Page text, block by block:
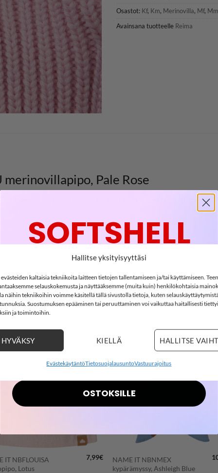
Hallitse yksityisyyttäsi
kaltaisia tekniikoita laitteen tietojen tallentamiseen ja/tai käyttämiseen.
selauskokemusta ja näyttääksemme (muita kuin) henkilökohtaisia
näihin tekniikoihin voimme käsitellä tällä sivustolla tietoja, kuten
Suostumuksen epääminen tai peruuttaminen voi vaikuttaa haitallisesti
ja toimintoihin.
HYVÄKSY KIELLÄ HALLITSE
EvästekäytäntöTietosuojalausuntoVastuurajoitus
Osastot: Kf, Km, Merinovilla, Mf, Mm
Avainsana tuotteelle Reima
Pale Rose
korvaläpät ja taitos otsalla. Taitoksessa pieni reiman
SUOSIKKEIHIN
IT NBFLOUISA
Lotus
7,99€
NAME IT NBNMEX
kypärämyssy, Ashleigh Blue
SOFTSHELL
-15%
15% ALENNUS KOODILLA:SOFTSHELL15
3
03
days
20
hours
:47
minutes
:46
seconds
OSTOKSILLE